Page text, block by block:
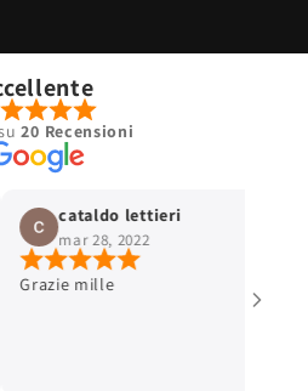
20 Recensioni
lettieri
28, 2022